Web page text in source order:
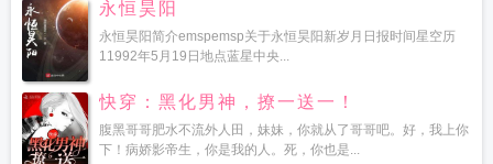
永恒昊阳
永恒昊阳简介emspemsp关于永恒昊阳新岁月日报时间星空历
11992年5月19日地点蓝星中央...
快穿：黑化男神，撩一送一！
腹黑哥哥肥水不流外人田，妹妹，你就从了哥哥吧。好，我上你
下！病娇影帝生，你是我的人。死，你也是...